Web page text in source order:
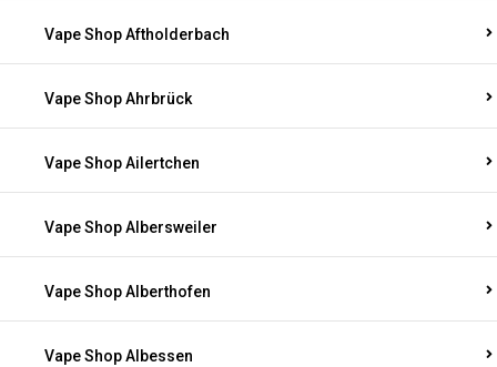
Vape Shop Aftholderbach
Vape Shop Ahrbrück
Vape Shop Ailertchen
Vape Shop Albersweiler
Vape Shop Alberthofen
Vape Shop Albessen